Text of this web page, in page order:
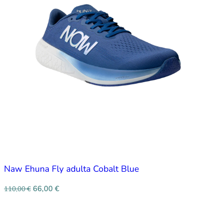
Naw Ehuna Fly adulta Cobalt Blue
110,00€ 66,00 €